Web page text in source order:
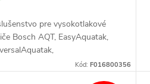
pre vysokotlakové
Bosch AQT, EasyAquatak,
Kód: F016800356